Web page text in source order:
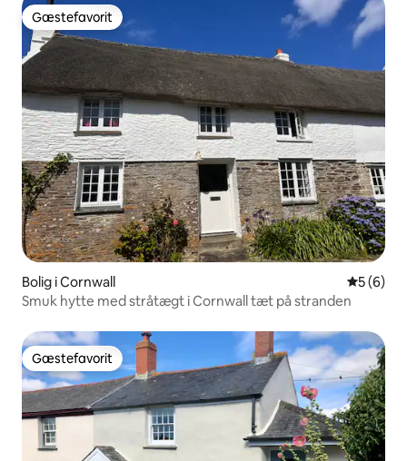
Gæstefavorit
Gæstefavorit
Bolig i Cornwall 5 ud af 5
5 (6)
Smuk hytte med stråtægt i Cornwall tæt på stranden
Gæstefavorit
Gæstefavorit